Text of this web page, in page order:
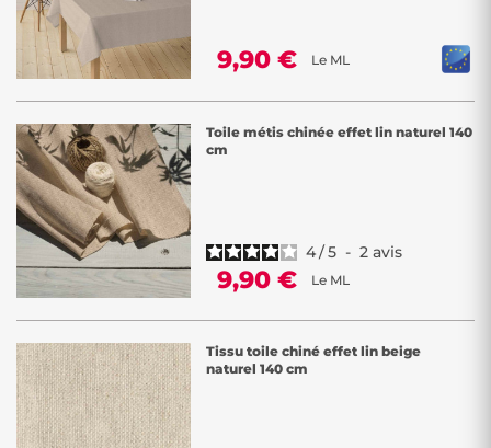
9,90 € Le ML
Toile métis chinée effet lin naturel 140
cm
4/5 - 2 avis
9,90 € Le ML
Tissu toile chiné effet lin beige
naturel 140 cm